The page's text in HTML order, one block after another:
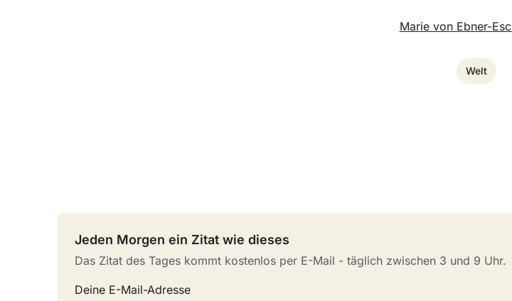
Marie von Ebner-
Welt
Jeden Morgen ein Zitat wie dieses
Das Zitat des Tages kommt kostenlos per E-Mail - täglich zwischen 3 und 9 Uhr.
Deine E-Mail-Adresse